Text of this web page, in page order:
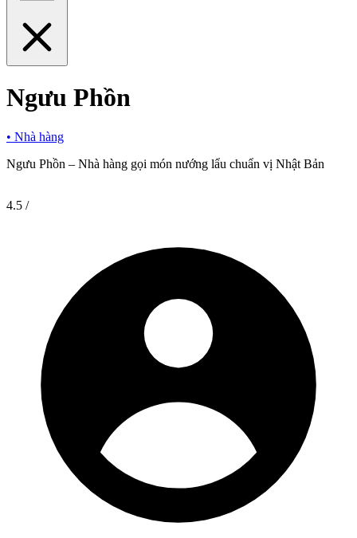
Ngưu Phồn
• Nhà hàng
Ngưu Phồn – Nhà hàng gọi món nướng lẩu chuẩn vị Nhật Bản
4.5 /